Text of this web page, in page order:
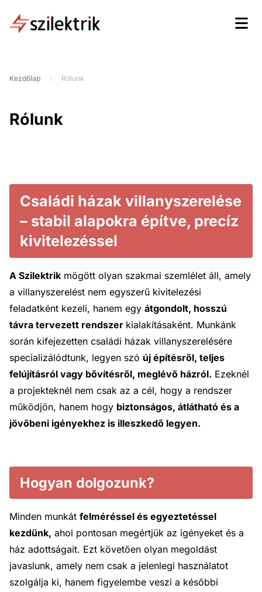
NeoSite
Kezdőlap Rólunk
Rólunk
Családi házak villanyszerelése
– stabil alapokra építve, precíz
kivitelezéssel
A Szilektrik mögött olyan szakmai szemlélet áll, amely
a villanyszerelést nem egyszerű kivitelezési
feladatként kezeli, hanem egy átgondolt, hosszú
távra tervezett rendszer kialakításaként. Munkánk
során kifejezetten családi házak villanyszerelésére
specializálódtunk, legyen szó új építésről, teljes
felújításról vagy bővítésről, meglévő házról. Ezeknél
a projekteknél nem csak az a cél, hogy a rendszer
működjön, hanem hogy biztonságos, átlátható és a
jövőbeni igényekhez is illeszkedő legyen.
Hogyan dolgozunk?
Minden munkát felméréssel és egyeztetéssel
kezdünk, ahol pontosan megértjük az igényeket és a
ház adottságait. Ezt követően olyan megoldást
javaslunk, amely nem csak a jelenlegi használatot
szolgálja ki, hanem figyelembe veszi a későbbi